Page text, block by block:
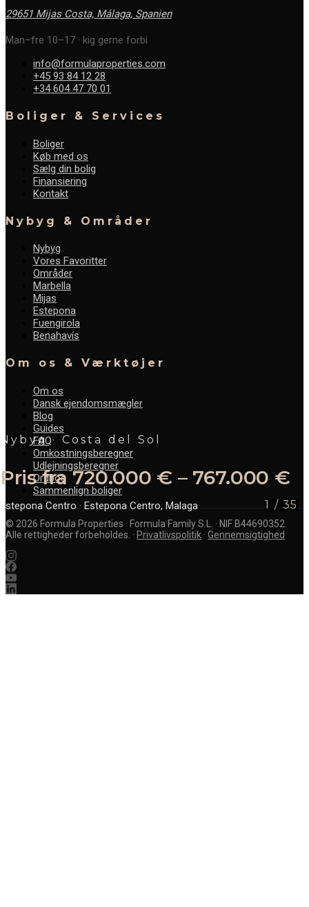
Nybyg · Costa del Sol
Pris fra 720.000 € – 767.000 €
Estepona Centro · Estepona Centro, Malaga 1 / 35
29651 Mijas Costa, Málaga, Spanien
Man–fre 10–17 · kig gerne forbi
info@formulaproperties.com
+45 93 84 12 28
+34 604 47 70 01
Boliger & Services
Boliger
Køb med os
Sælg din bolig
Finansiering
Kontakt
Nybyg & Områder
Nybyg
Vores Favoritter
Områder
Marbella
Mijas
Estepona
Fuengirola
Benahavís
Om os & Værktøjer
Om os
Dansk ejendomsmægler
Blog
Guides
FAQ
Omkostningsberegner
Udlejningsberegner
Ordbog
Sammenlign boliger
© 2026 Formula Properties · Formula Family S.L. · NIF B44690352.
Alle rettigheder forbeholdes. · Privatlivspolitik · Gennemsigtighed